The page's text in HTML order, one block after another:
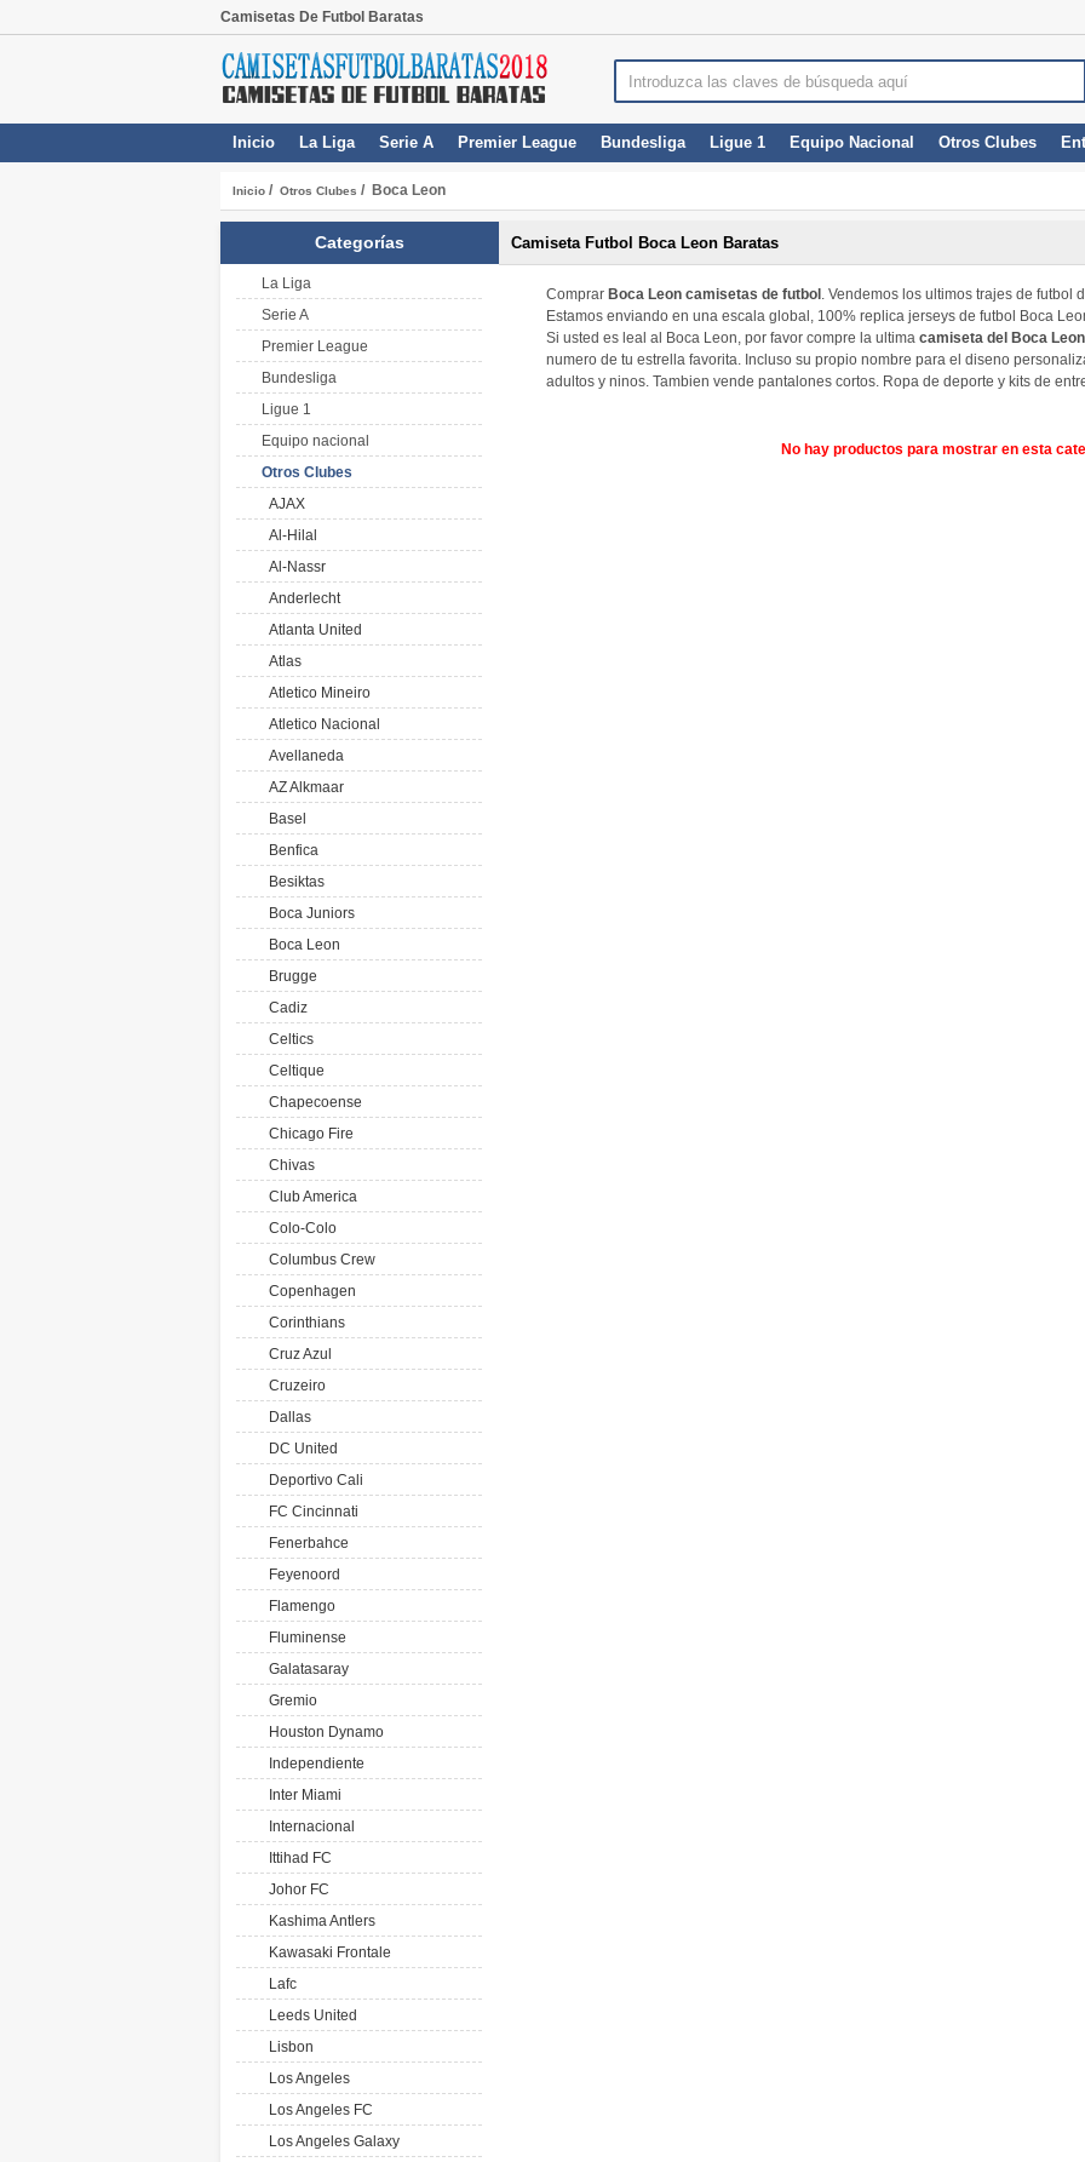
Camisetas De Futbol Baratas
Inicio La Liga Serie A Premier League Bundesliga Ligue 1 Equipo Nacional Otros Clubes
Inicio / Otros Clubes / Boca Leon
Categorías
La Liga
Serie A
Premier League
Bundesliga
Ligue 1
Equipo nacional
Otros Clubes
AJAX
Al-Hilal
Al-Nassr
Anderlecht
Atlanta United
Atlas
Atletico Mineiro
Atletico Nacional
Avellaneda
AZ Alkmaar
Basel
Benfica
Besiktas
Boca Juniors
Boca Leon
Brugge
Cadiz
Celtics
Celtique
Chapecoense
Chicago Fire
Chivas
Club America
Colo-Colo
Columbus Crew
Copenhagen
Corinthians
Cruz Azul
Cruzeiro
Dallas
DC United
Deportivo Cali
FC Cincinnati
Fenerbahce
Feyenoord
Flamengo
Fluminense
Galatasaray
Gremio
Houston Dynamo
Independiente
Inter Miami
Internacional
Ittihad FC
Johor FC
Kashima Antlers
Kawasaki Frontale
Lafc
Leeds United
Lisbon
Los Angeles
Los Angeles FC
Los Angeles Galaxy
Camiseta Futbol Boca Leon Baratas
Comprar Boca Leon camisetas de futbol . Vendemos los ultimos trajes de futbol
Estamos enviando en una escala global, 100% replica jerseys de futbol Boca
Si usted es leal al Boca Leon, por favor compre la ultima camiseta del Boca Leon
numero de tu estrella favorita. Incluso su propio nombre para el diseno
adultos y ninos. Tambien vende pantalones cortos. Ropa de deporte y kits de
No hay productos para mostrar en esta